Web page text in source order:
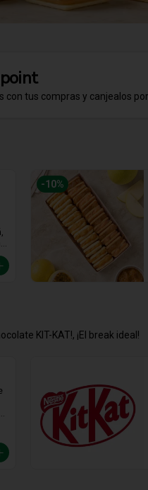
con tus compras y canjealos
-10%
KIT-KAT!, ¡El break ideal!